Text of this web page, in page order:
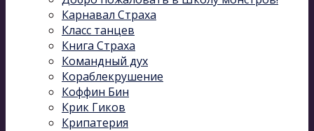
Карнавал Cтраха
Класс танцев
Книга Страха
Командный дух
Кораблекрушение
Коффин Бин
Крик Гиков
Крипатерия